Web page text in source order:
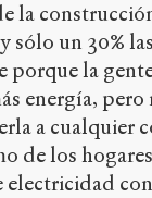
la
sólo un 30%
la
energía, pero
a cualquier
de los
electricidad